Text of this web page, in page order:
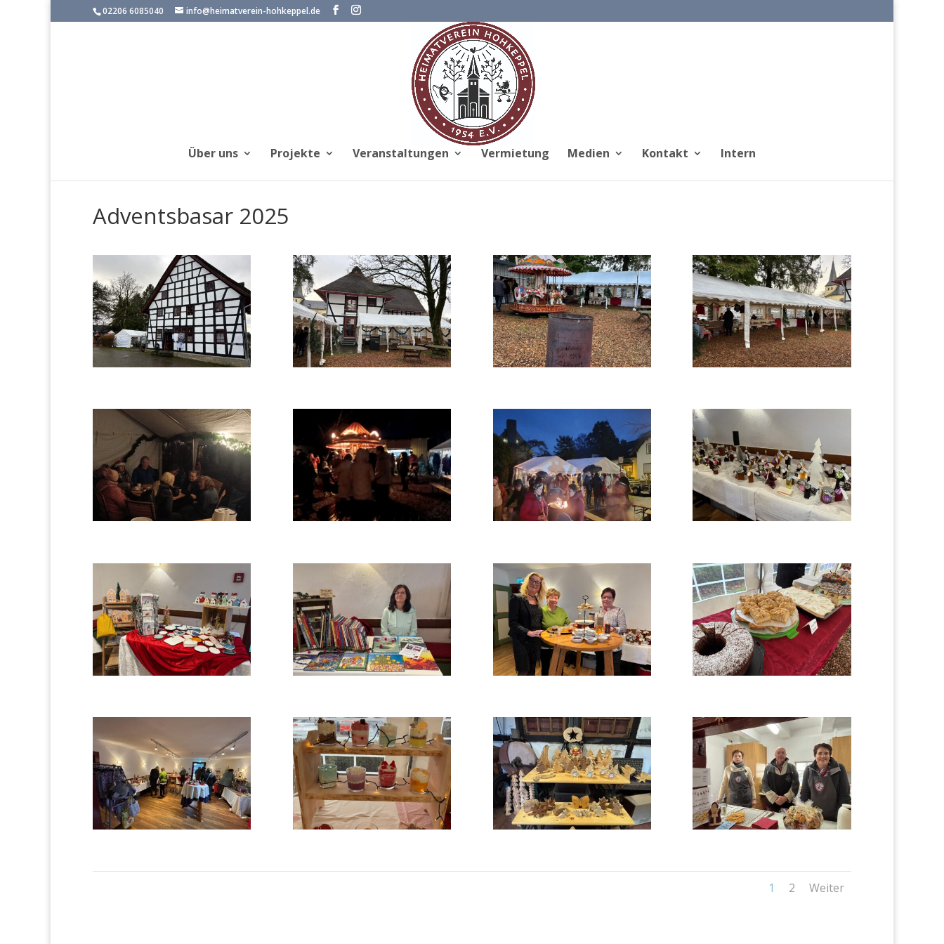
02206 6085040 info@heimatverein-hohkeppel.de
Über uns Projekte Veranstaltungen Vermietung Medien Kontakt Intern
Adventsbasar 2025
1 2 Weiter